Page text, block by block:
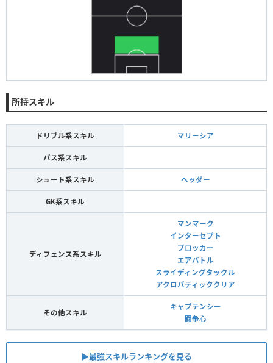
所持スキル
ドリブル系スキル マリーシア
パス系スキル
シュート系スキル ヘッダー
GK系スキル
ディフェンス系スキル
マンマーク
インターセプト
ブロッカー
エアバトル
スライディングタックル
アクロバティッククリア
その他スキル
キャプテンシー
闘争心
▶︎最強スキルランキングを見る